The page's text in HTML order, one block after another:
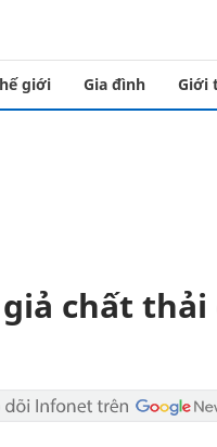
giới Gia đình Giới
chất